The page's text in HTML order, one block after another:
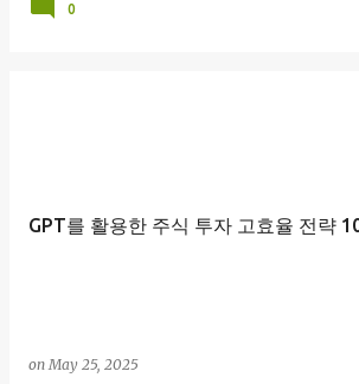
0
GPT를 활용한 주식 투자 고효율 전략
onMay 25, 2025